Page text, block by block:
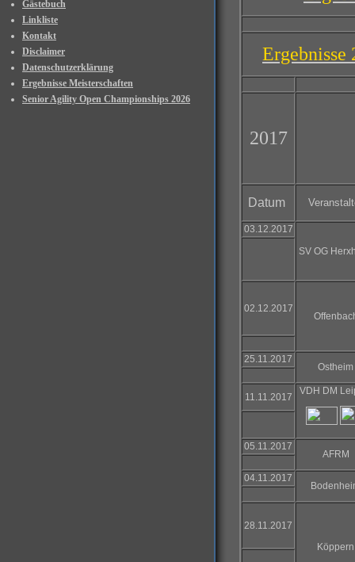
Gästebuch
Linkliste
Kontakt
Disclaimer
Datenschutzerklärung
Ergebnisse Meisterschaften
Senior Agility Open Championships 2026
Ergebnisse
2017
Datum
03.12.2017
SV OG
02.12.2017
25.11.2017
Ostheim
11.11.2017
VDH DM
05.11.2017
AFRM
04.11.2017
28.11.2017
Köppern